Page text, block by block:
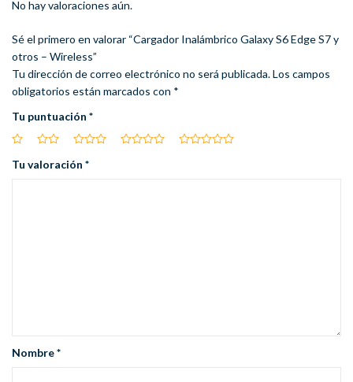
No hay valoraciones aún.
Sé el primero en valorar “Cargador Inalámbrico Galaxy S6 Edge S7 y
otros – Wireless”
Tu dirección de correo electrónico no será publicada.Los campos
obligatorios están marcados con *
Tu puntuación *
Tu valoración *
Nombre*